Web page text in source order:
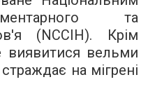
та
(NCCIH). Крім
вельми
на мігрені